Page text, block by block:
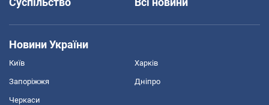
Новини України
Київ Харків
Запоріжжя Дніпро
Черкаси